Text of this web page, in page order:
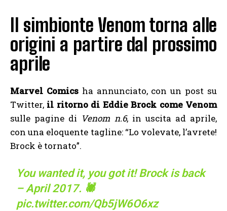
Il simbionte Venom torna alle
origini a partire dal prossimo
aprile
Marvel Comics ha annunciato, con un post su
Twitter, il ritorno di Eddie Brock come Venom
sulle pagine di Venom n.6, in uscita ad aprile,
con una eloquente tagline: “Lo volevate, l’avrete!
Brock è tornato”.
You wanted it, you got it! Brock is back
– April 2017. 🕷️
pic.twitter.com/Qb5jW6O6xz